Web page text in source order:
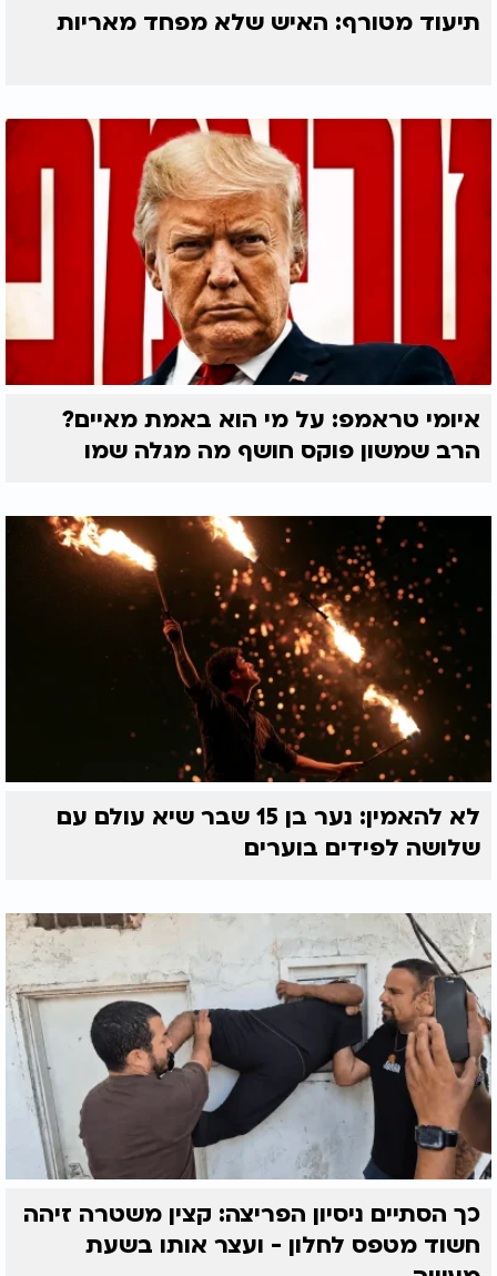
תיעוד מטורף: האיש שלא מפחד מאריות
איומי טראמפ: על מי הוא באמת מאיים?
הרב שמשון פוקס חושף מה מגלה שמו
לא להאמין: נער בן 15 שבר שיא עולם עם
שלושה לפידים בוערים
כך הסתיים ניסיון הפריצה: קצין משטרה זיהה
חשוד מטפס לחלון - ועצר אותו בשעת